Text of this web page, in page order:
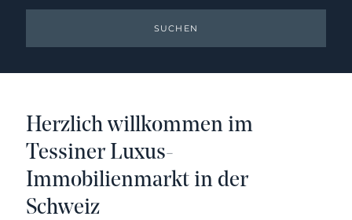
SUCHEN
Herzlich willkommen im
Tessiner Luxus-
Immobilienmarktin der
Schweiz